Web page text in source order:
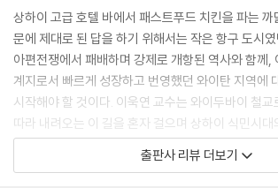
하얼빈은 안중근의 도시다
동아시아의 근대 영웅 안중근
동아시아 평화 없이 한국 평화도 없다
참고자료
--- p.51~52
와이탄 석조건물을 따라 걷다가 길의 끝 언저리까지
아스토리아 호텔이 있다. 예전 상하이클럽 건물이다.
905년에 지었다. 여자와 중국인은 출입금지였던 곳
긴 33미터짜리 바 테이블이 있어서 유명했다. 지금
여전히 긴 바 테이블이 있다. 이름 자체가 롱 바
중국이 세계에 개혁개방 메시지를 전하기 위해 이곳
킨KFC 매장을 허가하여, 중국 최초로 문을 열었다.
상하이 고급 호텔 바에서 패스트푸드 치킨을 파는 까
문에 제대로 된 답을 하기 위해서는 작은 항구 도시
아편전쟁에서 패배하며 강제로 개항된 역사와 함께,
계지로서 빠르게 성장하고 번영했던 와이탄 지역에
시작해야 할 것이다. 이욱연 교수는 와이두바이 철
따라 내려오는 이 길을 혼자 걸으며 상하이 식민시
로 부상한 현대 중국의 화려함을 함께 만끽한다. 영
인 황푸공원에서는 배우 이소룡이 입구에 붙은 ‘중국
출판사 리뷰 더보기